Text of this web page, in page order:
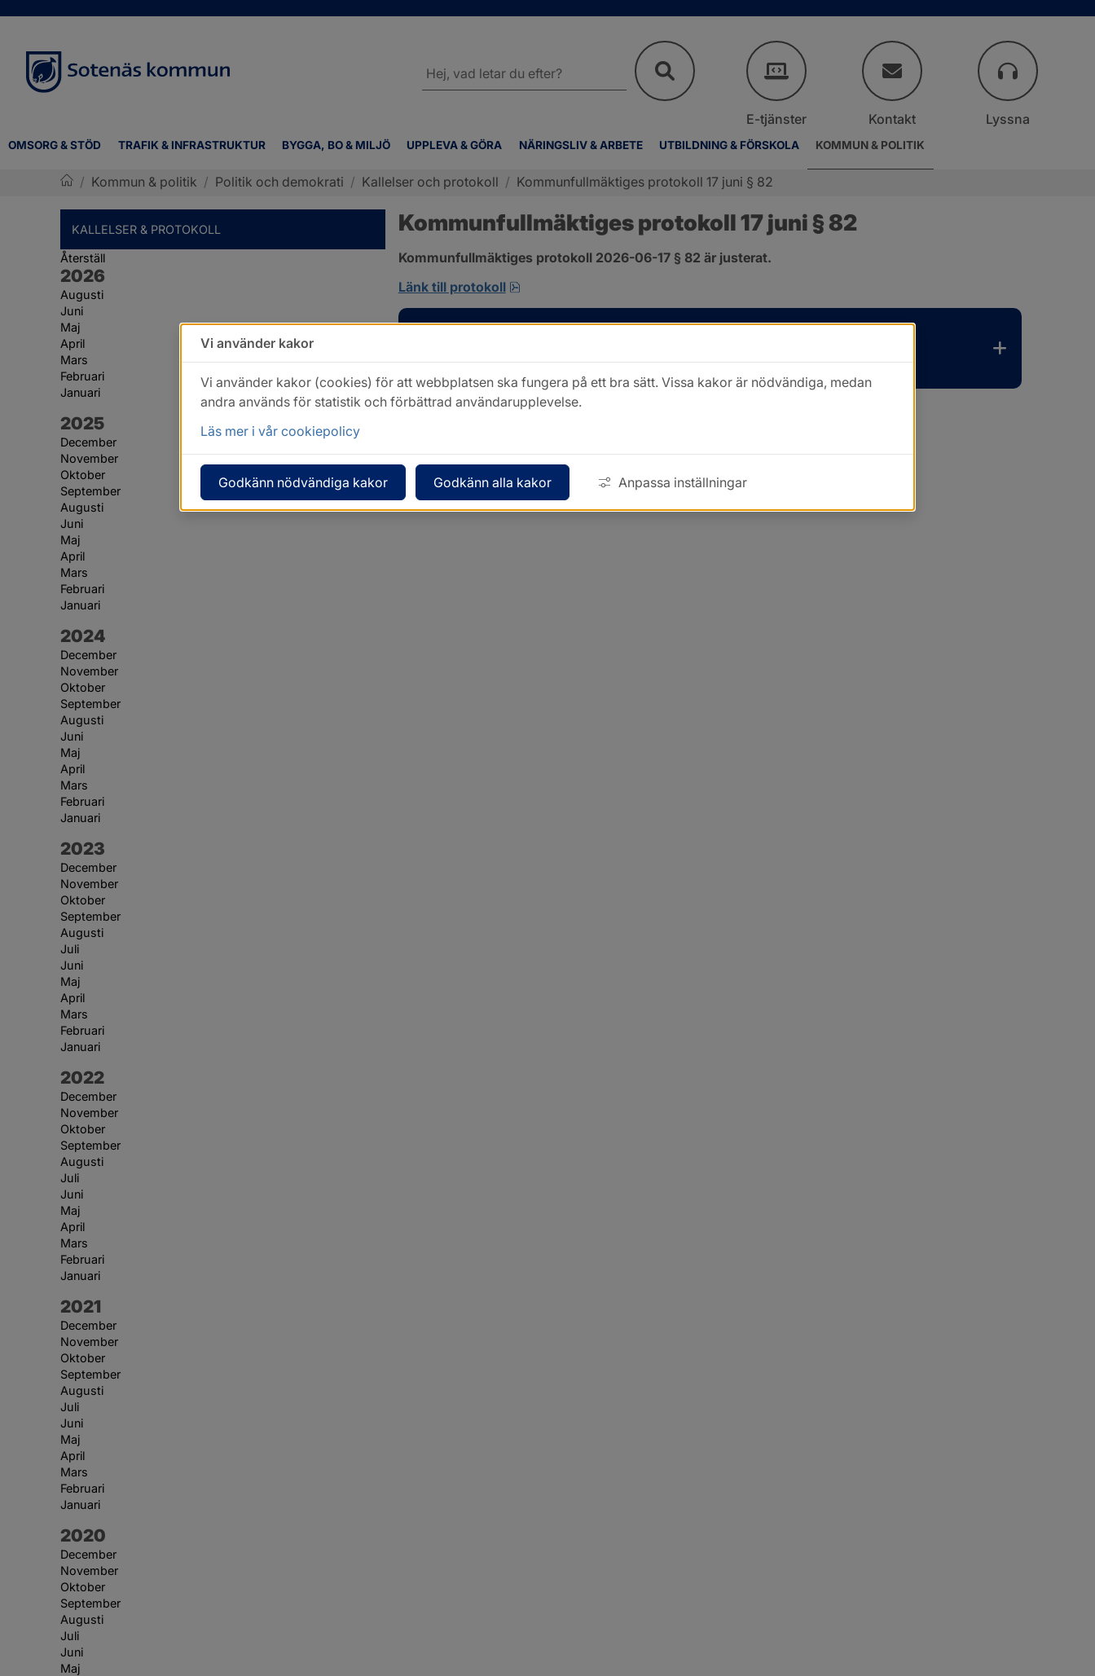
OMSORG & STÖD TRAFIK & INFRASTRUKTUR BYGGA, BO & MILJÖ UPPLEVA & GÖRA NÄRINGSLIV & ARBETE UTBILDNING & FÖRSKOLA KOMMUN & POLITIK
webbplatsen
E-tjänster Kontakt Lyssna
/ Kommun & politik / Politik och demokrati / Kallelser och protokoll / Kommunfullmäktiges protokoll 17 juni § 82
KALLELSER & PROTOKOLL
Återställ
År:
2026
Augusti
Juni
Maj
April
Mars
Februari
Januari
År:
2025
December
November
Oktober
September
Augusti
Juni
Maj
April
Mars
Februari
Januari
År:
2024
December
November
Oktober
September
Augusti
Juni
Maj
April
Mars
Februari
Januari
År:
2023
December
November
Oktober
September
Augusti
Juli
Juni
Maj
April
Mars
Februari
Januari
År:
2022
December
November
Oktober
September
Augusti
Juli
Juni
Maj
April
Mars
Februari
Januari
År:
2021
December
November
Oktober
September
Augusti
Juli
Juni
Maj
April
Mars
Februari
Januari
År:
2020
December
November
Oktober
September
Augusti
Juli
Juni
Maj
Kommunfullmäktiges protokoll 17 juni § 82
Kommunfullmäktiges protokoll 2026-06-17 § 82 är justerat.
Länk till protokoll
pdf, 585 kB, öppnas i nytt fönster.
Vi använder kakor
Vi använder kakor (cookies) för att webbplatsen ska fungera på ett bra sätt. Vissa kakor är nödvändiga, medan
andra används för statistik och förbättrad användarupplevelse.
Läs mer i vår cookiepolicy
Godkänn nödvändiga kakor Godkänn alla kakor Anpassa inställningar